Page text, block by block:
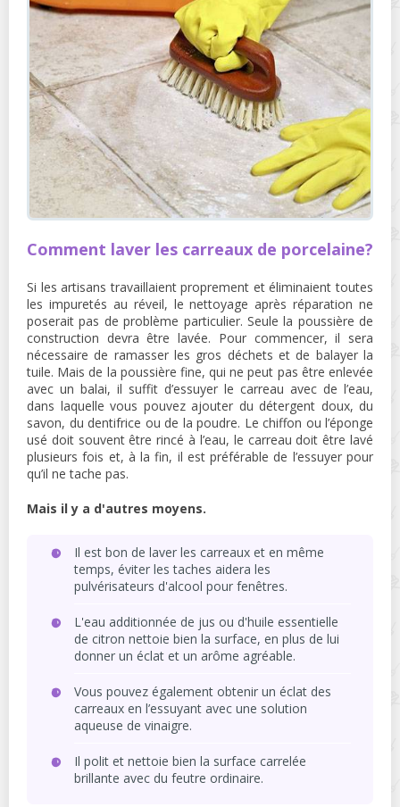
Comment laver les carreaux de porcelaine?
Si les artisans travaillaient proprement et éliminaient toutes
les impuretés au réveil, le nettoyage après réparation ne
poserait pas de problème particulier. Seule la poussière de
construction devra être lavée. Pour commencer, il sera
nécessaire de ramasser les gros déchets et de balayer la
tuile. Mais de la poussière fine, qui ne peut pas être enlevée
avec un balai, il suffit d’essuyer le carreau avec de l’eau,
dans laquelle vous pouvez ajouter du détergent doux, du
savon, du dentifrice ou de la poudre. Le chiffon ou l’éponge
usé doit souvent être rincé à l’eau, le carreau doit être lavé
plusieurs fois et, à la fin, il est préférable de l’essuyer pour
qu’il ne tache pas.
Mais il y a d'autres moyens.
Il est bon de laver les carreaux et en même
temps, éviter les taches aidera les
pulvérisateurs d'alcool pour fenêtres.
L'eau additionnée de jus ou d'huile essentielle
de citron nettoie bien la surface, en plus de lui
donner un éclat et un arôme agréable.
Vous pouvez également obtenir un éclat des
carreaux en l’essuyant avec une solution
aqueuse de vinaigre.
Il polit et nettoie bien la surface carrelée
brillante avec du feutre ordinaire.